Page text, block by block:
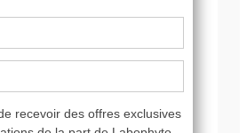
pas d'effets en prenant
ce normal ?